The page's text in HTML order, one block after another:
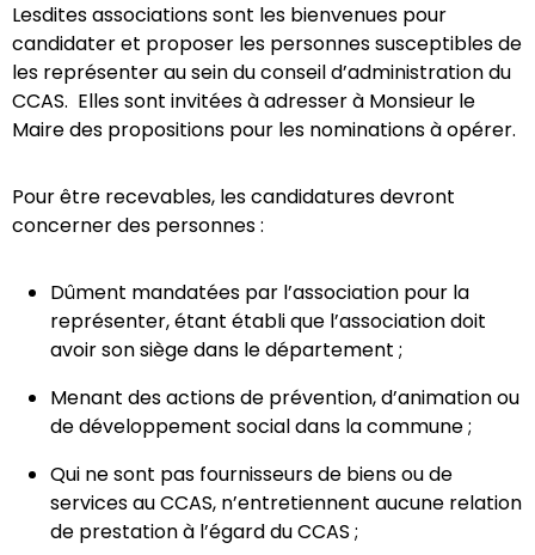
Lesdites associations sont les bienvenues pour
candidater et proposer les personnes susceptibles de
les représenter au sein du conseil d’administration du
CCAS. Elles sont invitées à adresser à Monsieur le
Maire des propositions pour les nominations à opérer.
Pour être recevables, les candidatures devront
concerner des personnes :
Dûment mandatées par l’association pour la
représenter, étant établi que l’association doit
avoir son siège dans le département ;
Menant des actions de prévention, d’animation ou
de développement social dans la commune ;
Qui ne sont pas fournisseurs de biens ou de
services au CCAS, n’entretiennent aucune relation
de prestation à l’égard du CCAS ;